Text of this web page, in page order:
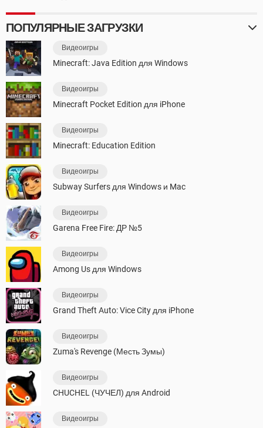
ПОПУЛЯРНЫЕ ЗАГРУЗКИ
Видеоигры
Minecraft: Java Edition для Windows
Видеоигры
Minecraft Pocket Edition для iPhone
Видеоигры
Minecraft: Education Edition
Видеоигры
Subway Surfers для Windows и Mac
Видеоигры
Garena Free Fire: ДР №5
Видеоигры
Among Us для Windows
Видеоигры
Grand Theft Auto: Vice City для iPhone
Видеоигры
Zuma's Revenge (Месть Зумы)
Видеоигры
CHUCHEL (ЧУЧЕЛ) для Android
Видеоигры